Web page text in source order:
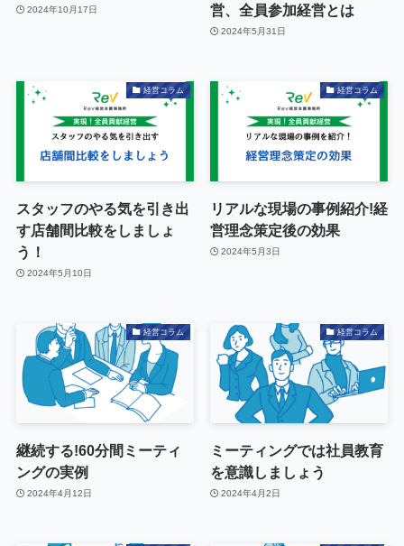
2024年10月17日
営、全員参加経営とは
2024年5月31日
経営コラム
スタッフのやる気を引き出
す店舗間比較をしましょ
う！
2024年5月10日
経営コラム
リアルな現場の事例紹介!経
営理念策定後の効果
2024年5月3日
経営コラム
継続する!60分間ミーティ
ングの実例
2024年4月12日
経営コラム
ミーティングでは社員教育
を意識しましょう
2024年4月2日